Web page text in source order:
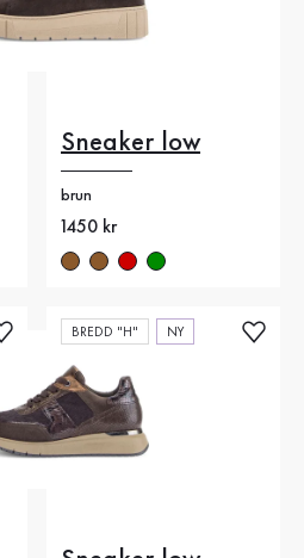
Sneaker low
brun
Nytt pris
1450 kr
BREDD "H" NY